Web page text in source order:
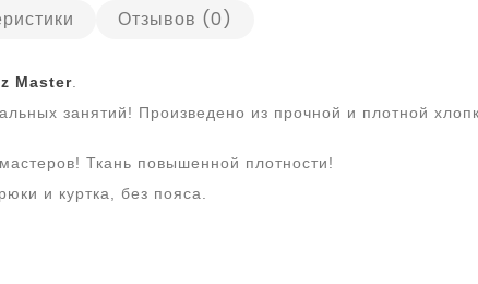
Отзывов (0)
Master.
занятий! Произведено из прочной и плотной
Ткань повышенной плотности!
и куртка, без пояса.